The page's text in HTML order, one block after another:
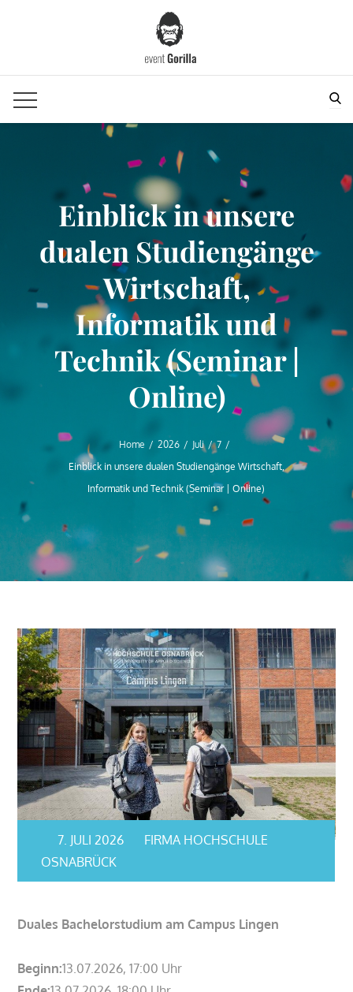
Einblick in unsere
dualen Studiengänge
Wirtschaft,
Informatik und
Technik (Seminar |
Online)
Home 2026 Juli
7
Einblick in unsere dualen Studiengänge Wirtschaft,
Informatik und Technik (Seminar | Online)
7. JULI 2026
FIRMA HOCHSCHULE
OSNABRÜCK
Duales Bachelorstudium am Campus Lingen
Beginn:13.07.2026, 17:00 Uhr